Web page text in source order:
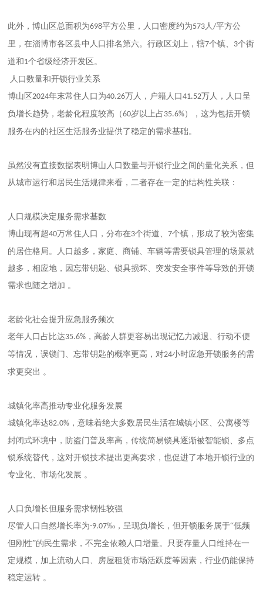
此外，博山区总面积为698平方公里‌，人口密度约为573人/平方公
里，在淄博市各区县中人口排名第六。行政区划上，辖7个镇、 3个街
道和 1个省级经济开发区。
人口数量和开锁行业关系
博山区2024年末常住人口为40.26万人，户籍人口41.52万人‌，人口呈
负增长趋势，老龄化程度较高（60岁以上占35.6%），这为包括开锁
服务在内的社区生活服务业提供了稳定的需求基础。
虽然没有直接数据表明博山人口数量与开锁行业之间的量化关系，但
从城市运行和居民生活规律来看，二者存在一定的结构性关联：
人口规模决定服务需求基数
博山现有超40万常住人口，分布在3个街道、7个镇，形成了较为密集
的居住格局。人口越多，家庭、商铺、车辆等需要锁具管理的场景就
越多，相应地，因忘带钥匙、锁具损坏、突发安全事件等导致的开锁
需求也随之增加 。
老龄化社会提升应急服务频次
老年人口占比达35.6% ‌，高龄人群更容易出现记忆力减退、行动不便
等情况，误锁门、忘带钥匙的概率更高，对24小时应急开锁服务的需
求更突出 。
城镇化率高推动专业化服务发展
城镇化率达82.0% ‌，意味着绝大多数居民生活在城镇小区、公寓楼等
封闭式环境中，防盗门普及率高，传统简易锁具逐渐被智能锁、多点
锁系统替代，这对开锁技术提出更高要求，也促进了本地开锁行业的
专业化、市场化发展 。
人口负增长但服务需求韧性较强
尽管人口自然增长率为-9.07‰‌，呈现负增长，但开锁服务属于“低频
但刚性”的民生需求，不完全依赖人口增量。只要存量人口维持在一
定规模，加上流动人口、房屋租赁市场活跃度等因素，行业仍能保持
稳定运转 。